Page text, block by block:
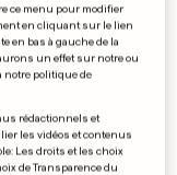
les
ce menu pour modifier
en cliquant sur le lien
en bas à gauche de la
un effet sur notre ou
notre politique de
rédactionnels et
les vidéos et contenus
Les droits et les choix
de Transparence du